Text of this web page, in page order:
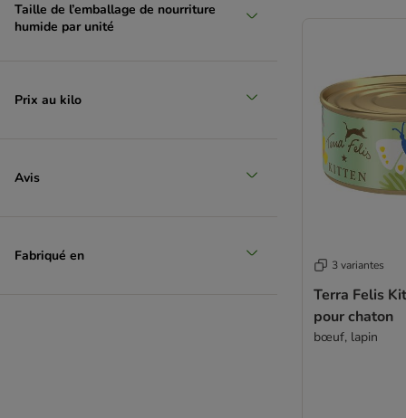
Perfect Fit
Porta 21
PURINA Cat Chow
Purizon
Royal Canin Veterinary
Taille de l’emballage de nourriture
humide par unité
Prix au kilo
Avis
Fabriqué en
3 variantes
Terra Felis
pour chaton
bœuf, lapin